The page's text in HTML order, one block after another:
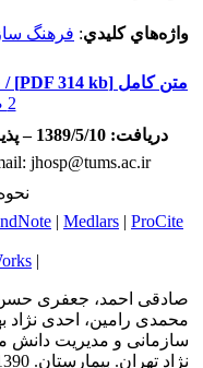
واژه‌هاي كليدي: فرهنگ
متن كامل [PDF 314 kb] /
2 صفحات 50-57
دریافت: 1389/5/10 – پذیرش: 1389/11/24 – انتشار: 1392/5/12
Website: http://jhosp.tums.ac.ir | Email: jhosp@tums.ac.ir
| Medlars | ProCite
|
صادقی احمد، جعفری
محمدی رامين، احدی نژاد
سازمانی و مديريت دانش
نژاد تهران. بیمارستان. 1390; 10 (2) :50-57